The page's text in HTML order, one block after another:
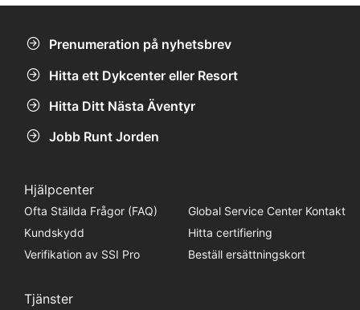
Prenumeration på nyhetsbrev
Hitta ett Dykcenter eller Resort
Hitta Ditt Nästa Äventyr
Jobb Runt Jorden
Hjälpcenter
Ofta Ställda Frågor (FAQ)
Global Service Center Kontakt
Kundskydd
Hitta certifiering
Verifikation av SSI Pro
Beställ ersättningskort
Tjänster